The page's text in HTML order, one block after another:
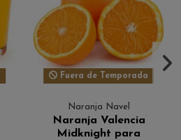
Fuera de Temporada
Naranja Navel
Naranja Valencia
Midknight para